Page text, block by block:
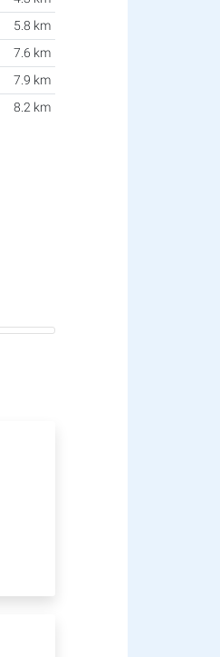
5.8 km
7.6 km
7.9 km
8.2 km